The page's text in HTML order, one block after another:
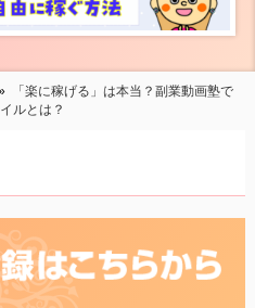
「楽に稼げる」は本当？副業動画塾で
ルとは？